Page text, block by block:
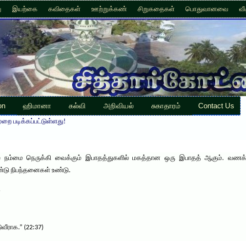
இயற்கை கவிதைகள் ஊற்றுக்கண் சிறுகதைகள் பொதுவானவை
ஹிமானா கல்வி அறிவியல் சுகாதாரம் Contact Us
படிக்கப்பட்டுள்ளது!
நெருக்கி வைக்கும் இபாதத்துகளில் மகத்தான ஒரு இபாதத் ஆகும்.
நிபந்தனைகள் உண்டு.
(22:37)